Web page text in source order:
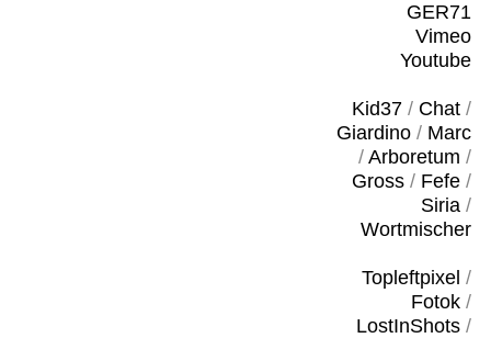
GER71
Vimeo
Youtube
Kid37/ Chat/
Giardino/ Marc
/ Arboretum /
Gross/ Fefe/
Siria/
Wortmischer
Topleftpixel /
Fotok/
LostInShots/